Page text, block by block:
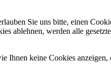
Sie uns bitte, einen
ablehnen, werden alle
Ihnen keine Cookies